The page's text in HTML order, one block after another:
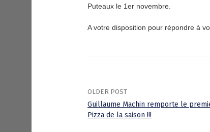
Puteaux le 1er novembre.
A votre disposition pour répondre à
OLDER POST
Guillaume Machin remporte le
Pizza de la saison !!!